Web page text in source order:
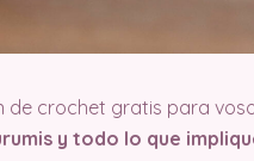
de crochet gratis para
y todo lo que